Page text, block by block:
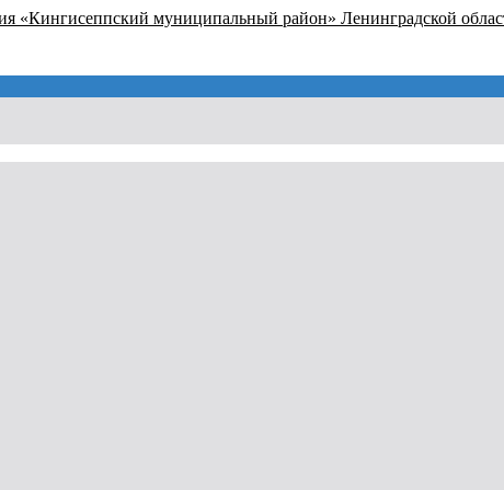
«Кингисеппский муниципальный район» Ленинградской